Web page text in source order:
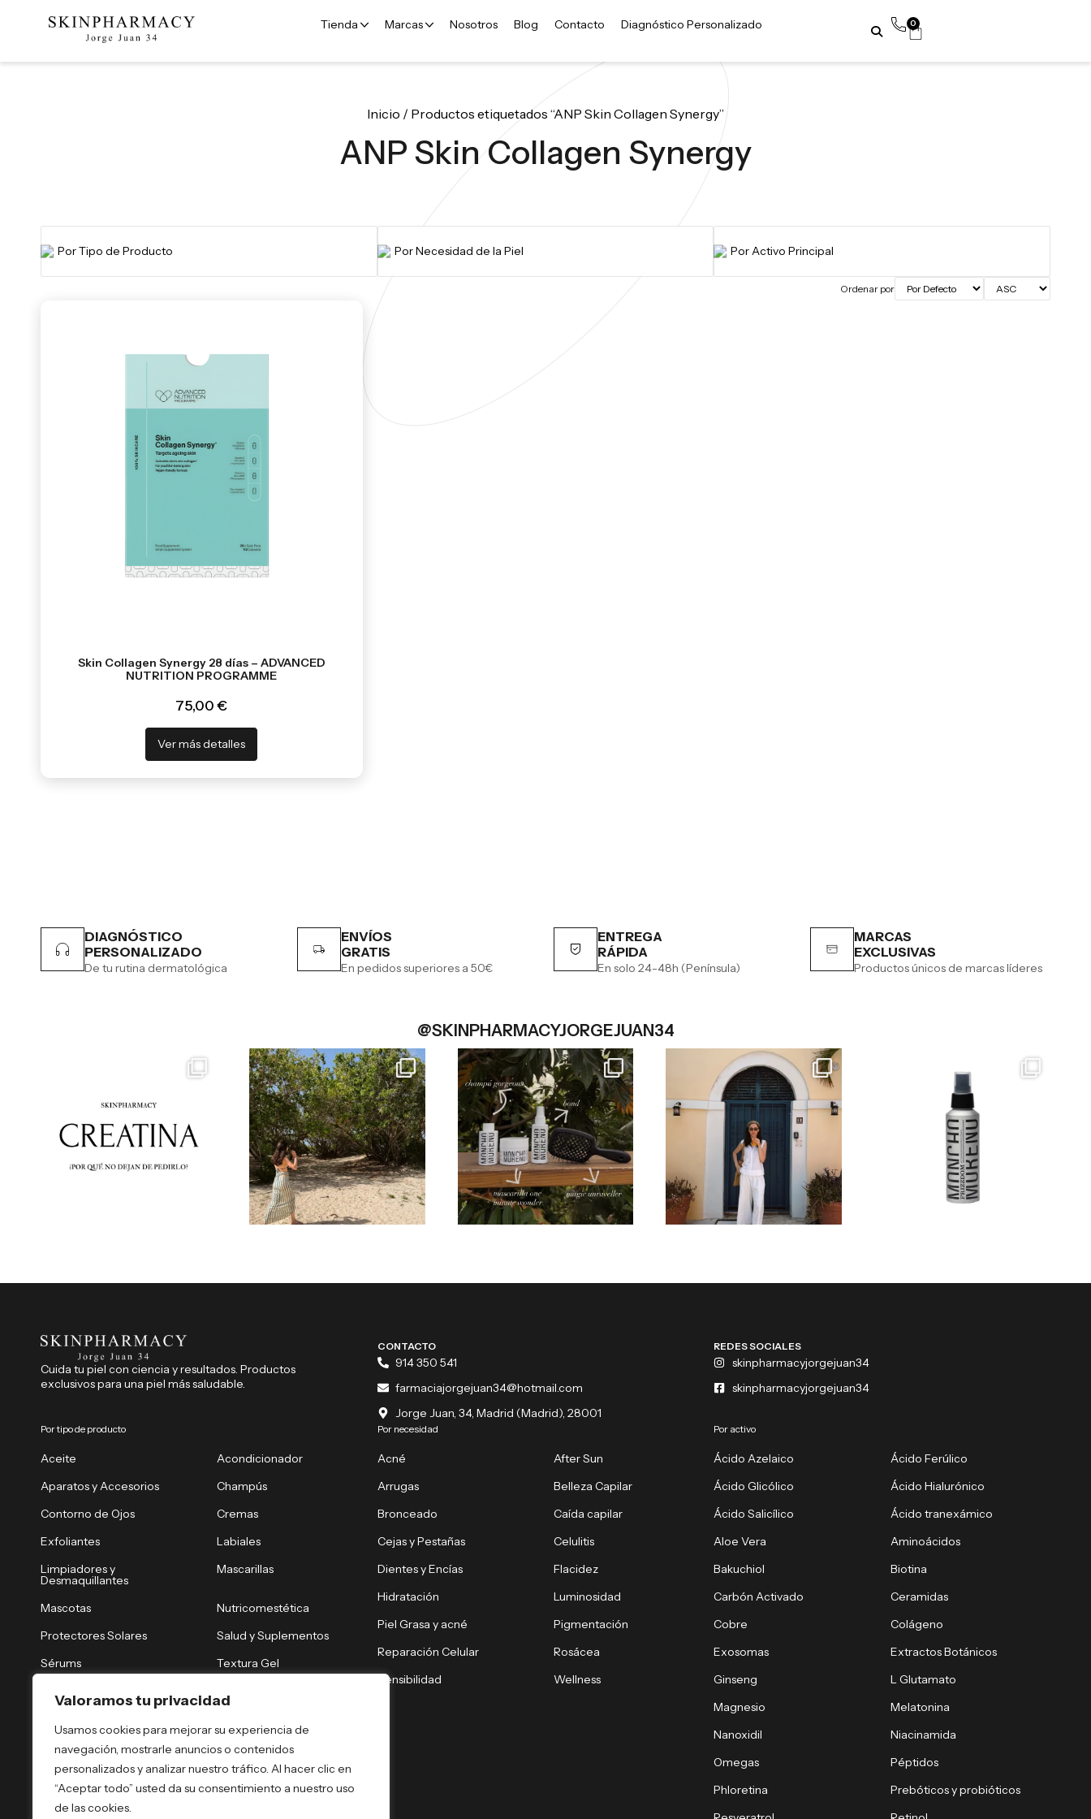
Valoramos tu privacidad
Usamos cookies para mejorar su experiencia de
navegación, mostrarle anuncios o contenidos
personalizados y analizar nuestro tráfico. Al hacer clic en
“Aceptar todo” usted da su consentimiento a nuestro uso
de las cookies.
Tienda Marcas Nosotros Blog Contacto Diagnóstico Personalizado 0
Inicio / Productos etiquetados “ANP Skin Collagen Synergy”
ANP Skin Collagen Synergy
Ordenar por
Skin Collagen Synergy 28 días – ADVANCED
NUTRITION PROGRAMME
75,00 €
Ver más detalles
DIAGNÓSTICO
PERSONALIZADO
De tu rutina dermatológica
ENVÍOS
GRATIS
En pedidos superiores a 50€
ENTREGA
RÁPIDA
En solo 24-48h (Península)
MARCAS
EXCLUSIVAS
Productos únicos de marcas líderes
@SKINPHARMACYJORGEJUAN34
Cuida tu piel con ciencia y resultados. Productos
exclusivos para una piel más saludable.
CONTACTO
914 350 541
farmaciajorgejuan34@hotmail.com
Jorge Juan, 34, Madrid (Madrid), 28001
REDES SOCIALES
skinpharmacyjorgejuan34
skinpharmacyjorgejuan34
Por tipo de producto
Aceite
Acondicionador
Aparatos y Accesorios
Champús
Contorno de Ojos
Cremas
Exfoliantes
Labiales
Limpiadores y
Desmaquillantes
Mascarillas
Mascotas
Nutricomestética
Protectores Solares
Salud y Suplementos
Sérums
Textura Gel
Por necesidad
Acné
After Sun
Arrugas
Belleza Capilar
Bronceado
Caída capilar
Cejas y Pestañas
Celulitis
Dientes y Encías
Flacidez
Hidratación
Luminosidad
Piel Grasa y acné
Pigmentación
Reparación Celular
Rosácea
Sensibilidad
Wellness
Por activo
Ácido Azelaico
Ácido Ferúlico
Ácido Glicólico
Ácido Hialurónico
Ácido Salicílico
Ácido tranexámico
Aloe Vera
Aminoácidos
Bakuchiol
Biotina
Carbón Activado
Ceramidas
Cobre
Colágeno
Exosomas
Extractos Botánicos
Ginseng
L Glutamato
Magnesio
Melatonina
Nanoxidil
Niacinamida
Omegas
Péptidos
Phloretina
Prebóticos y probióticos